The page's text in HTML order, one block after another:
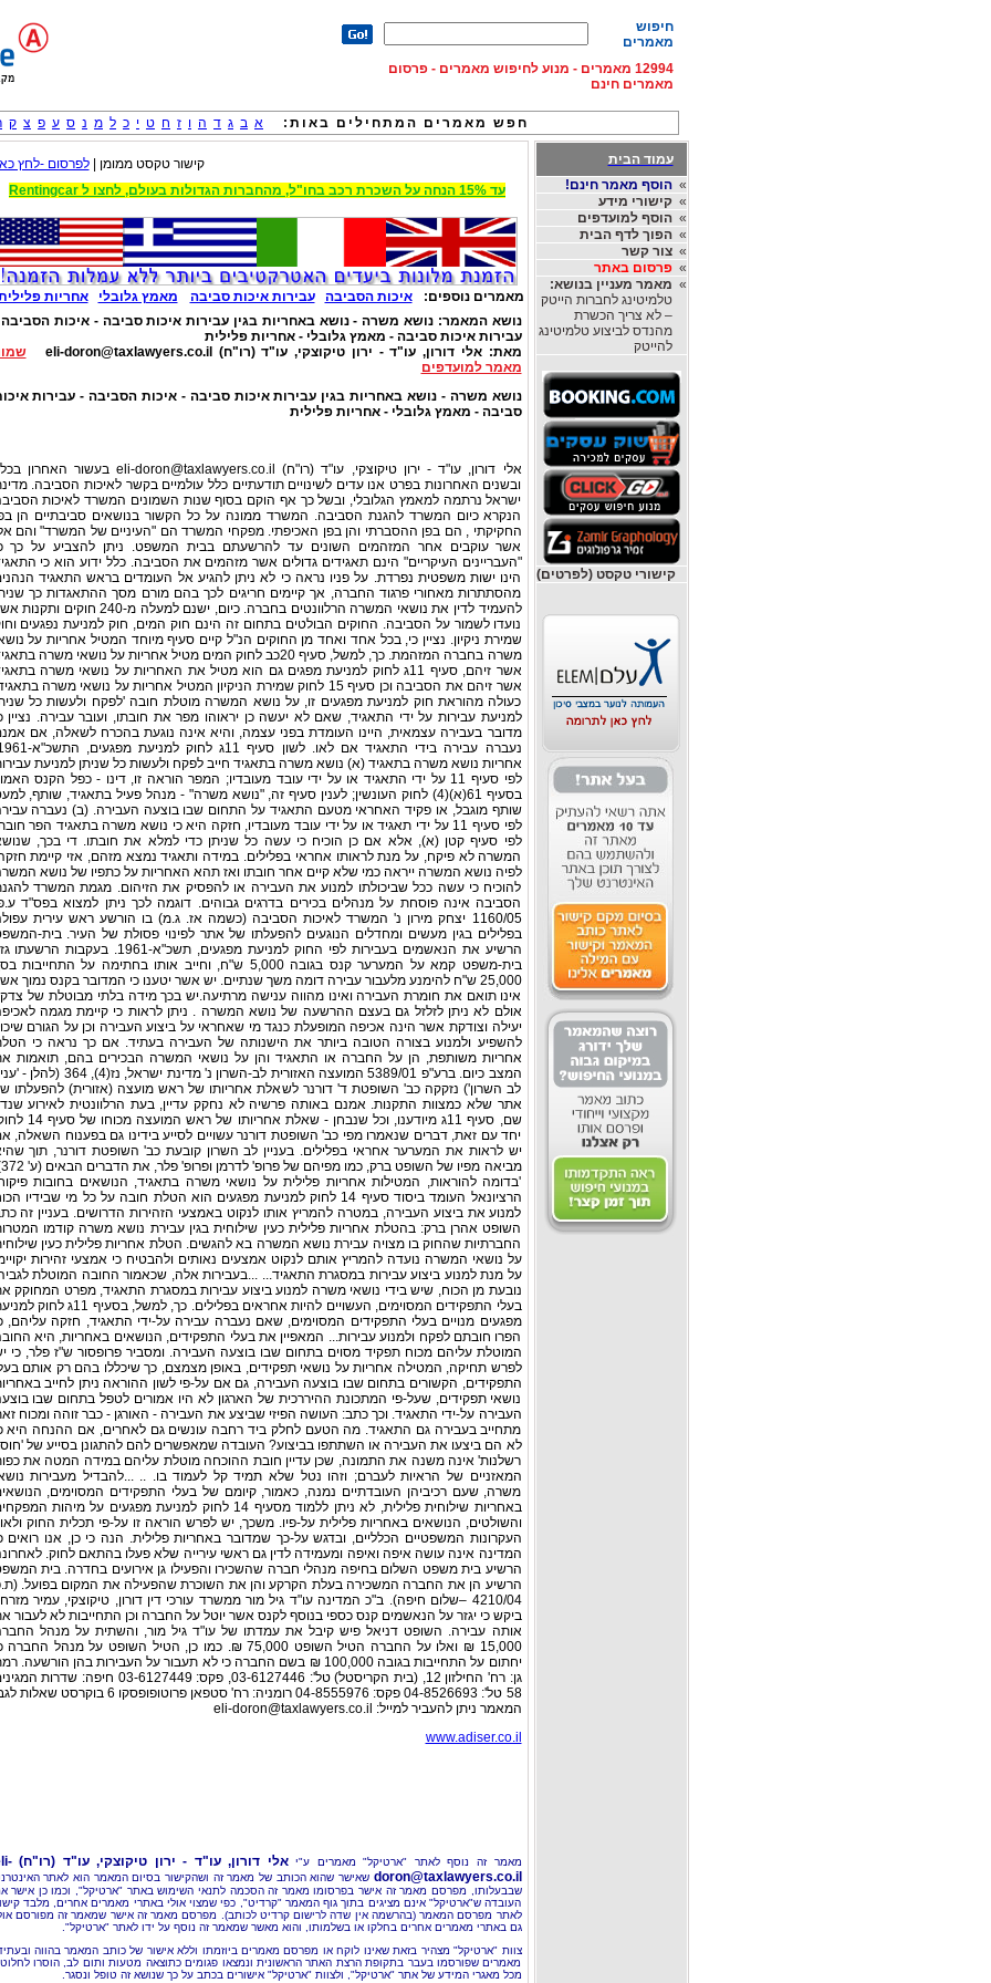
חיפוש
מאמרים
12994 מאמרים - מנוע לחיפוש מאמרים - פרסום
מאמרים חינם
חפש מאמרים המתחילים באות: א ב ג ד ה ו ז ח ט י כ ל מ נ ס ע פ צ ק
עמוד הבית
»הוסף מאמר חינם!
»קישורי מידע
»הוסף למועדפים
»הפוך לדף הבית
»צור קשר
»פרסום באתר
» מאמר מעניין בנושא:
טלמיטינג לחברות הייטק
– לא צריך הכשרת
מהנדס לביצוע טלמיטינג
להייטק
קישורי טקסט (לפרטים)
קישור טקסט ממומן |לפרסום -לחץ
עד 15% הנחה על השכרת רכב בחו"ל, מהחברות הגדולות בעולם, לחצו ל Rentingcar
מאמרים נוספים: איכות הסביבה עבירות איכות סביבה מאמץ גלובלי
אחריות
נושא המאמר:נושא משרה - נושא באחריות בגין עבירות איכות סביבה - איכות
עבירות איכות סביבה - מאמץ גלובלי - אחריות פלילית
מאת:אלי דורון, עו"ד - ירון טיקוצקי, עו"ד (רו"ח) eli-doron@taxlawyers.co.il
מאמר למועדפים
נושא משרה - נושא באחריות בגין עבירות איכות סביבה - איכות הסביבה - עבירות
סביבה - מאמץ גלובלי - אחריות פלילית
אלי דורון, עו"ד - ירון טיקוצקי, עו"ד (רו"ח) eli-doron@taxlawyers.co.ilבעשור האחרון
ובשנים האחרונות בפרט אנו עדים לשינויים תודעתיים כלל עולמיים בקשר לאיכות הסביבה.
ישראל נרתמה למאמץ הגלובלי, ובשל כך אף הוקם בסוף שנות השמונים המשרד לאיכות
הנקרא כיום המשרד להגנת הסביבה. המשרד ממונה על כל הקשור בנושאים סביבתיים הן
החקיקתי , הם בפן ההסברתי והן בפן האכיפתי. מפקחי המשרד הם "העיניים של המשרד" והם
אשר עוקבים אחר המזהמים השונים עד להרשעתם בבית המשפט. ניתן להצביע על כך
"העבריינים העיקריים" הינם תאגידים גדולים אשר מזהמים את הסביבה. כלל ידוע הוא כי
הינו ישות משפטית נפרדת. על פניו נראה כי לא ניתן להגיע אל העומדים בראש התאגיד
מהסתתרות מאחורי פרגוד החברה, אך קיימים חריגים לכך בהם מורם מסך ההתאגדות כך
להעמיד לדין את נושאי המשרה הרלוונטים בחברה. כיום, ישנם למעלה מ-240 חוקים
נועדו לשמור על הסביבה. החוקים הבולטים בתחום זה הינם חוק המים, חוק למניעת נפגעים
שמירת ניקיון. נציין כי, בכל אחד ואחד מן החוקים הנ"ל קיים סעיף מיוחד המטיל אחריות על
משרה בחברה המזהמת. כך, למשל, סעיף 20כב לחוק המים מטיל אחריות על נושאי משרה
אשר זיהם, סעיף 11ג לחוק למניעת מפגים גם הוא מטיל את האחריות על נושאי משרה
אשר זיהם את הסביבה וכן סעיף 15 לחוק שמירת הניקיון המטיל אחריות על נושאי משרה
כעולה מהוראת חוק למניעת מפגעים זו, על נושא המשרה מוטלת חובה 'לפקח ולעשות כל
למניעת עבירות על ידי התאגיד, שאם לא יעשה כן יראוהו מפר את חובתו, ועובר עבירה. נציין
מדובר בעבירה עצמאית, היינו העומדת בפני עצמה, והיא אינה נוגעת בהכרח לשאלה, אם
אחריות נושא משרה בתאגיד (א) נושא משרה בתאגיד חייב לפקח ולעשות כל שניתן למניעת
לפי סעיף 11 על ידי התאגיד או על ידי עובד מעובדיו; המפר הוראה זו, דינו - כפל הקנס
בסעיף 61(א)(4) לחוק העונשין; לענין סעיף זה, "נושא משרה" - מנהל פעיל בתאגיד, שותף,
שותף מוגבל, או פקיד האחראי מטעם התאגיד על התחום שבו בוצעה העבירה. (ב) נעברה
לפי סעיף 11 על ידי תאגיד או על ידי עובד מעובדיו, חזקה היא כי נושא משרה בתאגיד הפר
לפי סעיף קטן (א), אלא אם כן הוכיח כי עשה כל שניתן כדי למלא את חובתו. די בכך,
המשרה לא פיקח, על מנת לראותו אחראי בפלילים. במידה ותאגיד נמצא מזהם, אזי קיימת
לפיה נושא המשרה ייראה כמי שלא קיים אחר חובתו ואז תהא האחריות על כתפיו של נושא
להוכיח כי עשה ככל שביכולתו למנוע את העבירה או להפסיק את הזיהום. מגמת המשרד
הסביבה אינה פוסחת על מנהלים בכירים בדרגים גבוהים. דוגמה לכך ניתן למצוא בפס"ד
1160/05 יצחק מירון נ' המשרד לאיכות הסביבה (כשמה אז. ג.מ) בו הורשע ראש עירית
בפלילים בגין מעשים ומחדלים הנוגעים להפעלתו של אתר לפינוי פסולת של העיר. בית-
הרשיע את הנאשמים בעבירות לפי החוק למניעת מפגעים, תשכ"א-1961. בעקבות
בית-משפט קמא על המערער קנס בגובה 5,000 ש"ח, וחייב אותו בחתימה על התחייבות
25,000 ש"ח להימנע מלעבור עבירה דומה משך שנתיים. יש אשר יטענו כי המדובר בקנס נמוך
אינו תואם את חומרת העבירה ואינו מהווה ענישה מרתיעה.יש בכך מידה בלתי מבוטלת של
אולם לא ניתן לזלזל גם בעצם ההרשעה של נושא המשרה . ניתן לראות כי קיימת מגמה
יעילה וצודקת אשר הינה אכיפה המופעלת כנגד מי שאחראי על ביצוע העבירה וכן על הגורם
להשפיע ולמנוע בצורה הטובה ביותר את הישנותה של העבירה בעתיד. אם כך נראה כי
אחריות משותפת, הן על החברה או התאגיד והן על נושאי המשרה הבכירים בהם, תואמות
המצב כיום. ברע"פ 5389/01 המועצה האזורית לב-השרון נ' מדינת ישראל, נז(4), 364
לב השרון') נזקקה כב' השופטת ד' דורנר לשאלת אחריותו של ראש מועצה (אזורית) להפעלתו
אתר שלא כמצוות התקנות. אמנם באותה פרשיה לא נחקק עדיין, בעת הרלוונטית לאירוע
שם, סעיף 11ג מיודענו, וכל שנבחן - שאלת אחריותו של ראש המועצה
יחד עם זאת, דברים שנאמרו מפי כב' השופטת דורנר עשויים לסייע בידינו גם בפענוח השאלה,
יש לראות את המערער אחראי בפלילים. בעניין לב השרון קובעת כב' השופטת דורנר, תוך
מביאה מפיו
'בדומה להוראות, המטילות אחריות פלילית על נושאי משרה בתאגיד, הנושאים בחובות
הרציונאל העומד ביסוד סעיף 14 לחוק למניעת מפגעים הוא הטלת חובה על כל מי שבידיו
למנוע את ביצוע העבירה, במטרה להמריץ אותו לנקוט באמצעי הזהירות הדרושים. בעניין זה
השופט אהרן ברק: בהטלת אחריות פלילית כעין שילוחית בגין עבירת נושא משרה קודמו
החברתיות שהחוק בו מצויה עבירת נושא המשרה בא להגשים. הטלת אחריות פלילית כעין
על נושאי המשרה נועדה להמריץ אותם לנקוט אמצעים נאותים ולהבטיח כי אמצעי זהירות
על מנת למנוע ביצוע עבירות במסגרת התאגיד... ...בעבירות אלה, שכאמור החובה המוטלת
נובעת מן הכוח, שיש בידי נושאי משרה למנוע ביצוע עבירות במסגרת התאגיד, מפרט המחוקק
בעלי התפקידים המסוימים, העשויים להיות אחראים בפלילים. כך, למשל, בסעיף 11ג
מפגעים מנויים בעלי התפקידים המסוימים, שאם נעברה עבירה על-ידי התאגיד, חזקה עליהם,
הפרו חובתם לפקח ולמנוע עבירות... המאפיין את בעלי התפקידים, הנושאים באחריות, היא
המוטלת עליהם מכוח תפקיד מסוים בתחום שבו בוצעה העבירה. ומסביר פרופסור ש"ז פלר, כי
לפרש תחיקה, המטילה אחריות על נושאי תפקידים, באופן מצמצם, כך שיכללו בהם רק אותם
התפקידים, הקשורים בתחום שבו בוצעה העבירה, גם אם על-פי לשון ההוראה ניתן לחייב
נושאי תפקידים, שעל-פי המתכונת ההיררכית של הארגון לא היו אמורים לטפל בתחום שבו
העבירה על-ידי התאגיד. וכך כתב: העושה הפיזי שביצע את העבירה - האורגן - כבר זוהה ומכוח
מתחייב בעבירה גם התאגיד. מה הטעם לחלק ביד רחבה עונשים גם לאחרים, אם ההנחה היא
לא הם ביצעו את העבירה או השתתפו בביצוע? העובדה שמאפשרים להם להתגונן בסייע של
רשלנות' אינה משנה את התמונה, שכן עדיין חובת ההוכחה מוטלת עליהם במידה המטה את
המאזניים של הראיות לעברם; וזהו נטל שלא תמיד קל לעמוד בו. .. ...להבדיל מעבירות
משרה, שעם רכיביהן העובדתיים נמנה, כאמור, קיומם של בעלי התפקידים המסוימים,
באחריות שילוחית פלילית, לא ניתן ללמוד מסעיף 14 לחוק למניעת מפגעים על מיהות
והשולטים, הנושאים באחריות פלילית על-פיו. משכך, יש לפרש הוראה זו על-פי תכלית החוק
העקרונות המשפטיים הכלליים, ובדגש על-כך שמדובר באחריות פלילית. הנה כי כן, אנו רואים
המדינה אינה עושה איפה ואיפה ומעמידה לדין גם ראשי עירייה שלא פעלו בהתאם לחוק.
הרשיע בית משפט השלום בחיפה מנהלי חברה שהשכירו והפעילו גן אירועים בחדרה. בית
הרשיע הן את החברה המשכירה בעלת הקרקע והן את השוכרת שהפעילה את המקום בפועל.
4210/04 –שלום חיפה). ב"כ המדינה עו"ד גיל מור ממשרד עורכי דין דורון, טיקוצקי, עמיר
ביקש כי יגזר על הנאשמים קנס כספי בנוסף לקנס אשר יוטל על החברה וכן התחייבות לא לעבור
אותה עבירה. השופט דניאל פיש קיבל את עמדתו של עו"ד גיל מור, והשתית על מנהל
15,000 ₪ ואלו על החברה הטיל השופט 75,000 ₪. כמו כן, הטיל השופט על מנהל החברה
יחתום על התחייבות בגובה 100,000 ₪ בשם החברה כי לא תעבור על העבירות בהן הורשעה.
גן: רח' החילזון 12, (בית הקריסטל) טל': 03-6127446, פקס: 03-6127449 חיפה: שדרות
58 טל': 04-8526693 פקס: 04-8555976 רומניה: רח' סטפאן פרוטופופסקו 6 בוקרסט
המאמר ניתן להעביר למייל: eli-doron@taxlawyers.co.il
www.adiser.co.il
מאמר זה נוסף לאתר "ארטיקל" מאמרים ע"יאלי דורון, עו"ד - ירון טיקוצקי, עו"ד (רו"ח)
doron@taxlawyers.co.il שאישר שהוא הכותב של מאמר זה ושהקישור בסיום המאמר הוא לאתר
שבבעלותו, מפרסם מאמר זה אישר בפרסומו מאמר זה הסכמה לתנאי השימוש באתר "ארטיקל", וכמו כן אישר
העובדה ש"ארטיקל" אינם מציגים בתוך גוף המאמר "קרדיט", כפי שמצוי אולי באתרי מאמרים אחרים, מלבד
לאתר מפרסם המאמר (בהרשמה אין שדה לרישום קרדיט לכותב). מפרסם מאמר זה אישר שמאמר זה מפורסם
גם באתרי מאמרים אחרים בחלקו או בשלמותו, והוא מאשר שמאמר זה נוסף על ידו לאתר "ארטיקל".
צוות "ארטיקל" מצהיר בזאת שאינו לוקח או מפרסם מאמרים ביוזמתו וללא אישור של כותב המאמר בהווה
מאמרים שפורסמו בעבר בתקופת הרצת האתר הראשונית ונמצאו פגומים כתוצאה מטעות ותום לב, הוסרו
מכל מאגרי המידע של אתר "ארטיקל", ולצוות "ארטיקל" אישורים בכתב על כך שנושא זה טופל ונסגר.